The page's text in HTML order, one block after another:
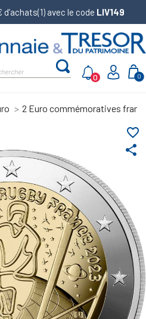
d’achats(1) avec le code LIV149
0
0
2 Euro commémoratives
share
favorite_border